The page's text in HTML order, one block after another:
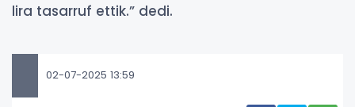
lira tasarruf ettik.” dedi.
02-07-2025 13:59